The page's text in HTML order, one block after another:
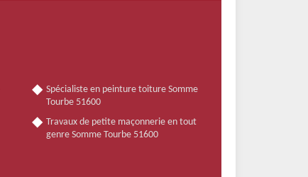
Spécialiste en peinture toiture Somme
Tourbe 51600
Travaux de petite maçonnerie en tout
genre Somme Tourbe 51600